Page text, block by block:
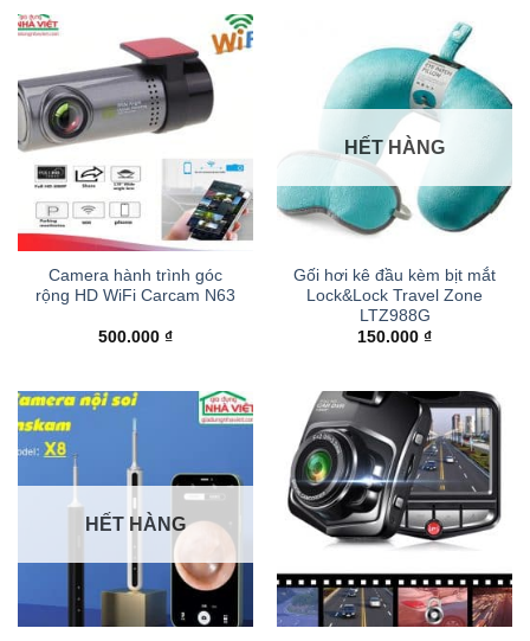
Camera hành trình góc
rộng HD WiFi Carcam N63
500.000 ₫
HẾT HÀNG
Gối hơi kê đầu kèm bịt mắt
Lock&Lock Travel Zone
LTZ988G
150.000 ₫
HẾT HÀNG